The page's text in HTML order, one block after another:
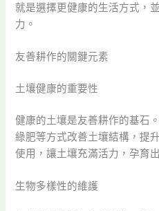
就是選擇更健康的生活方式，
力。
友善耕作的關鍵元素
土壤健康的重要性
健康的土壤是友善耕作的基石
綠肥等方式改善土壤結構，提
使用，讓土壤充滿活力，孕育
生物多樣性的維護